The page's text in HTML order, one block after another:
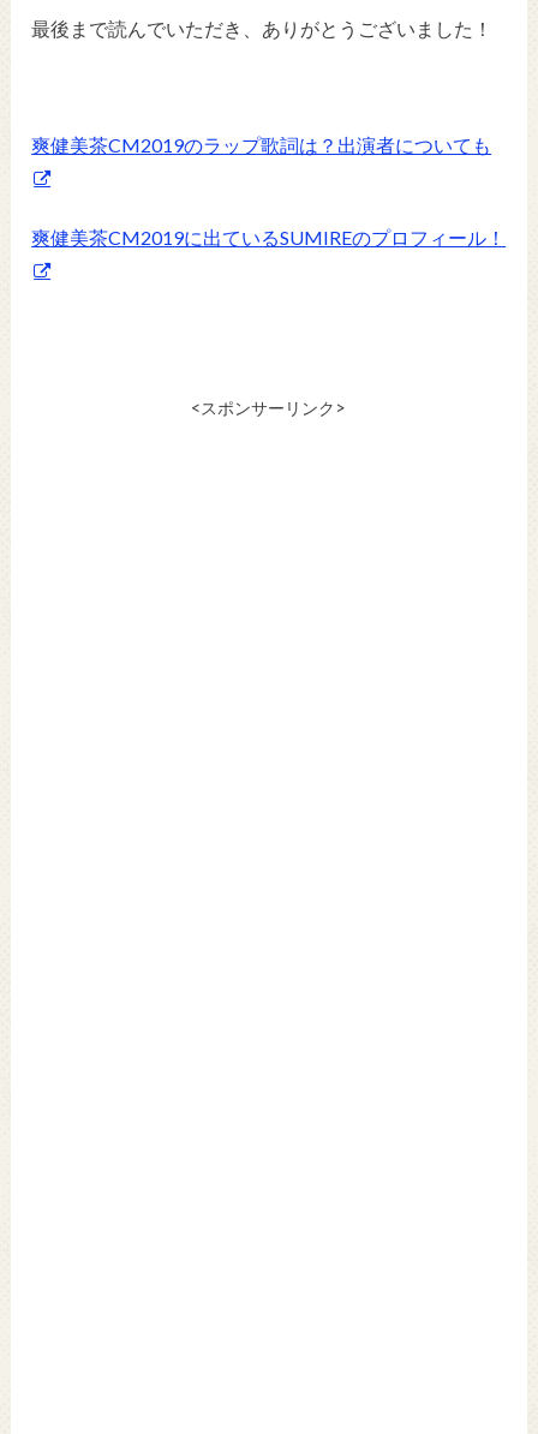
最後まで読んでいただき、ありがとうございました！
爽健美茶CM2019のラップ歌詞は？出演者についても
爽健美茶CM2019に出ているSUMIREのプロフィール！
<スポンサーリンク>